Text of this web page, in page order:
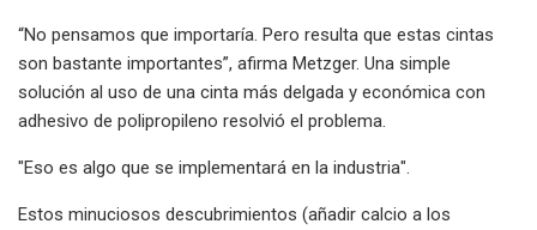
“No pensamos que importaría. Pero resulta que estas cintas
son bastante importantes”, afirma Metzger. Una simple
solución al uso de una cinta más delgada y económica con
adhesivo de polipropileno resolvió el problema.
"Eso es algo que se implementará en la industria".
Estos minuciosos descubrimientos (añadir calcio a los